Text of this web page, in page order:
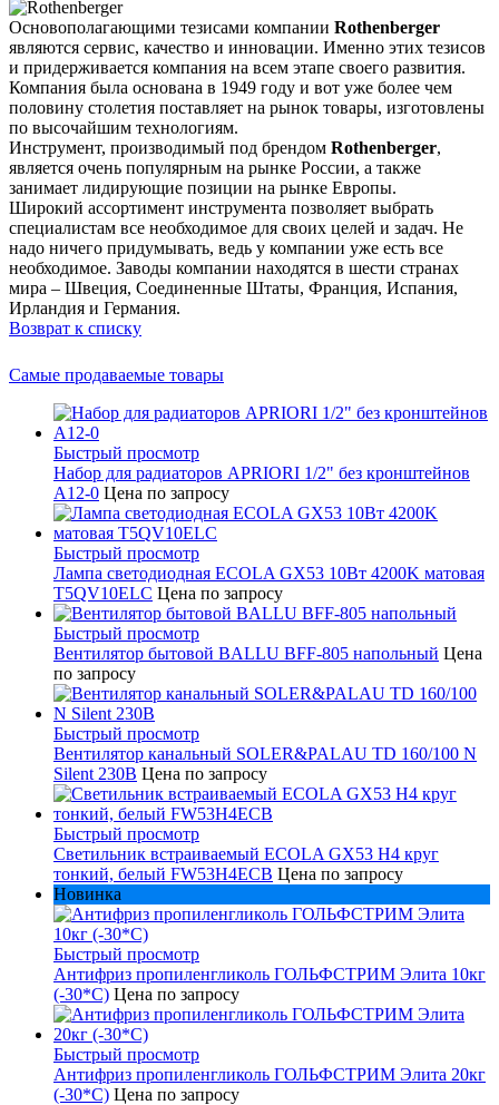
Основополагающими тезисами компании Rothenberger
являются сервис, качество и инновации. Именно этих тезисов
и придерживается компания на всем этапе своего развития.
Компания была основана в 1949 году и вот уже более чем
половину столетия поставляет на рынок товары, изготовлены
по высочайшим технологиям.
Инструмент, производимый под брендом Rothenberger,
является очень популярным на рынке России, а также
занимает лидирующие позиции на рынке Европы.
Широкий ассортимент инструмента позволяет выбрать
специалистам все необходимое для своих целей и задач. Не
надо ничего придумывать, ведь у компании уже есть все
необходимое. Заводы компании находятся в шести странах
мира – Швеция, Соединенные Штаты, Франция, Испания,
Ирландия и Германия.
Возврат к списку
Самые продаваемые товары
Быстрый просмотр
Набор для радиаторов APRIORI 1/2" без кронштейнов
A12-0 Цена по запросу
Быстрый просмотр
Лампа светодиодная ECOLA GX53 10Вт 4200K матовая
T5QV10ELC Цена по запросу
Быстрый просмотр
Вентилятор бытовой BALLU BFF-805 напольный Цена
по запросу
Быстрый просмотр
Вентилятор канальный SOLER&PALAU TD 160/100 N
Silent 230В Цена по запросу
Быстрый просмотр
Светильник встраиваемый ECOLA GX53 H4 круг
тонкий, белый FW53H4ECB Цена по запросу
Новинка
Быстрый просмотр
Антифриз пропиленгликоль ГОЛЬФСТРИМ Элита 10кг
(-30*С) Цена по запросу
Быстрый просмотр
Антифриз пропиленгликоль ГОЛЬФСТРИМ Элита 20кг
(-30*С) Цена по запросу